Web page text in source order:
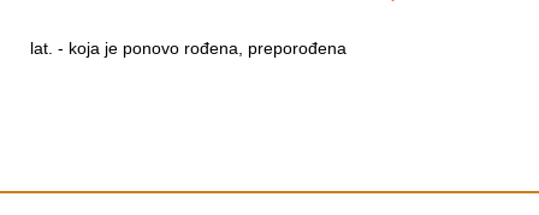
lat. - koja je ponovo rođena, preporođena